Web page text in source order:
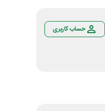
حساب کاربری